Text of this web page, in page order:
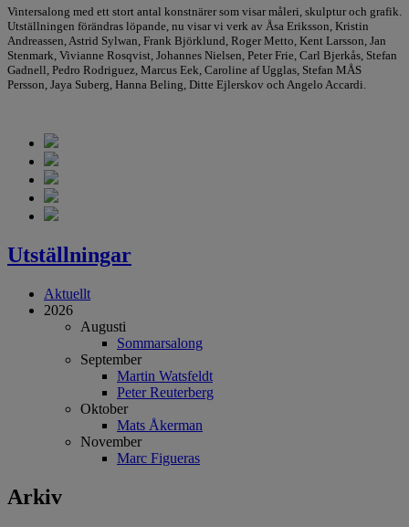
Vintersalong med ett stort antal konstnärer som visar måleri, skulptur och grafik.
Utställningen förändras löpande, nu visar vi verk av Åsa Eriksson, Kristin
Andreassen, Astrid Sylwan, Frank Björklund, Roger Metto, Kent Larsson, Jan
Stenmark, Vivianne Rosqvist, Johannes Nielsen, Peter Frie, Carl Bjerkås, Stefan
Gadnell, Pedro Rodriguez, Marcus Eek, Caroline af Ugglas, Stefan MÅS
Persson, Jaya Suberg, Hanna Beling, Ditte Ejlerskov och Angelo Accardi.
Utställningar
Aktuellt
2026
Augusti
Sommarsalong
September
Martin Watsfeldt
Peter Reuterberg
Oktober
Mats Åkerman
November
Marc Figueras
Arkiv